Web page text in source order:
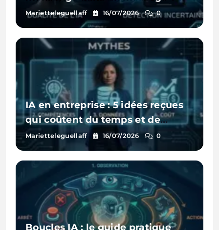
a testé
Marietteleguellaff 16/07/2026 0
IA en entreprise : 5 idées reçues
qui coûtent du temps et de
l’argent
Marietteleguellaff 16/07/2026 0
Boucles IA : le guide pratique